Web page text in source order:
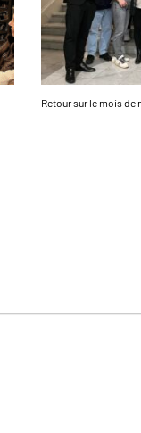
Retour sur le mois de